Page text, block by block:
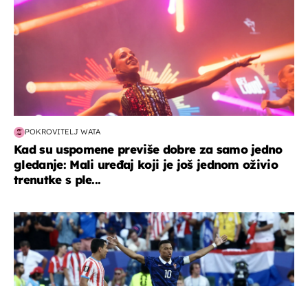
POKROVITELJ WATA
Kad su uspomene previše dobre za samo jedno
gledanje: Mali uređaj koji je još jednom oživio
trenutke s ple...
svjetsko prvenstvo 2026